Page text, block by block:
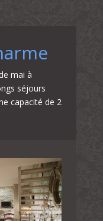
mai à
séjours
capacité de 2